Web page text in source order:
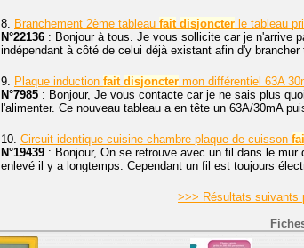
8. Branchement 2ème tableau fait disjoncter le tableau
N°22136 : Bonjour à tous. Je vous sollicite car je n'arrive
indépendant à côté de celui déjà existant afin d'y
9. Plaque induction fait disjoncter mon différentiel 63A
N°7985 : Bonjour, Je vous contacte car je ne sais plus
l'alimenter. Ce nouveau tableau a en tête un 63A/30mA
10. Circuit identique cuisine chambre plaque de cuisson
N°19439 : Bonjour, On se retrouve avec un fil dans le
enlevé il y a longtemps. Cependant un fil est toujours
>>> Résultats suivants